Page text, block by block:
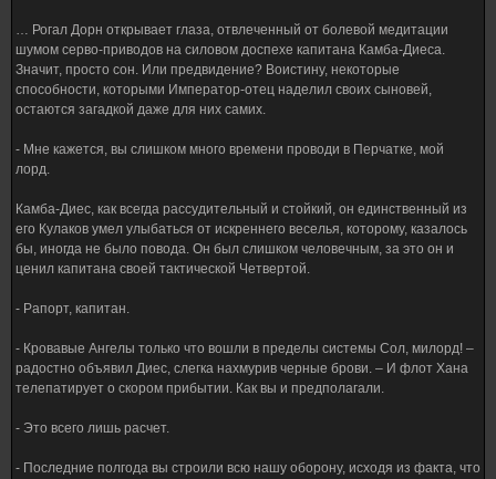
… Рогал Дорн открывает глаза, отвлеченный от болевой медитации
шумом серво-приводов на силовом доспехе капитана Камба-Диеса.
Значит, просто сон. Или предвидение? Воистину, некоторые
способности, которыми Император-отец наделил своих сыновей,
остаются загадкой даже для них самих.
- Мне кажется, вы слишком много времени проводи в Перчатке, мой
лорд.
Камба-Диес, как всегда рассудительный и стойкий, он единственный из
его Кулаков умел улыбаться от искреннего веселья, которому, казалось
бы, иногда не было повода. Он был слишком человечным, за это он и
ценил капитана своей тактической Четвертой.
- Рапорт, капитан.
- Кровавые Ангелы только что вошли в пределы системы Сол, милорд! –
радостно объявил Диес, слегка нахмурив черные брови. – И флот Хана
телепатирует о скором прибытии. Как вы и предполагали.
- Это всего лишь расчет.
- Последние полгода вы строили всю нашу оборону, исходя из факта, что